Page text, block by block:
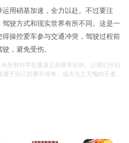
用硝基加速，全力以赴。不过要注
驶方式和现实世界有所不同。这是一
操控爱车参与交通冲突，驾驶过程前
，避免受伤。
所有对手彰显真正的赛车狂热。让我们开启
于自己的赛车传奇，成为当之无愧的王者。